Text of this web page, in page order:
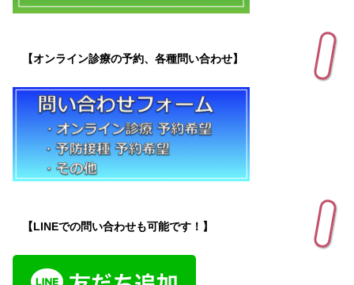
【オンライン診療の予約、各種問い合わせ】
【LINEでの問い合わせも可能です！】